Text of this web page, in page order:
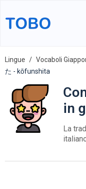
Lingue Vocaboli
た - kōfunshita
in
La